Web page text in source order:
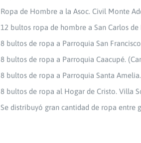
Ropa de Hombre a la Asoc. Civil Monte
12 bultos ropa de hombre a San Carlos
8 bultos de ropa a Parroquia San
8 bultos de ropa a Parroquia Caacupé.
8 bultos de ropa a Parroquia Santa
8 bultos de ropa al Hogar de Cristo. Villa
Se distribuyó gran cantidad de ropa entre